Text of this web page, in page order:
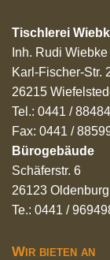
Tischlerei
Inh. Rudi Wiebke
Karl-Fischer-Str.
26215
Tel.: 0441 /
Fax: 0441 /
Bürogebäude
Schäferstr. 6
26123 Oldenburg
Te.: 0441 /
Wir bieten an